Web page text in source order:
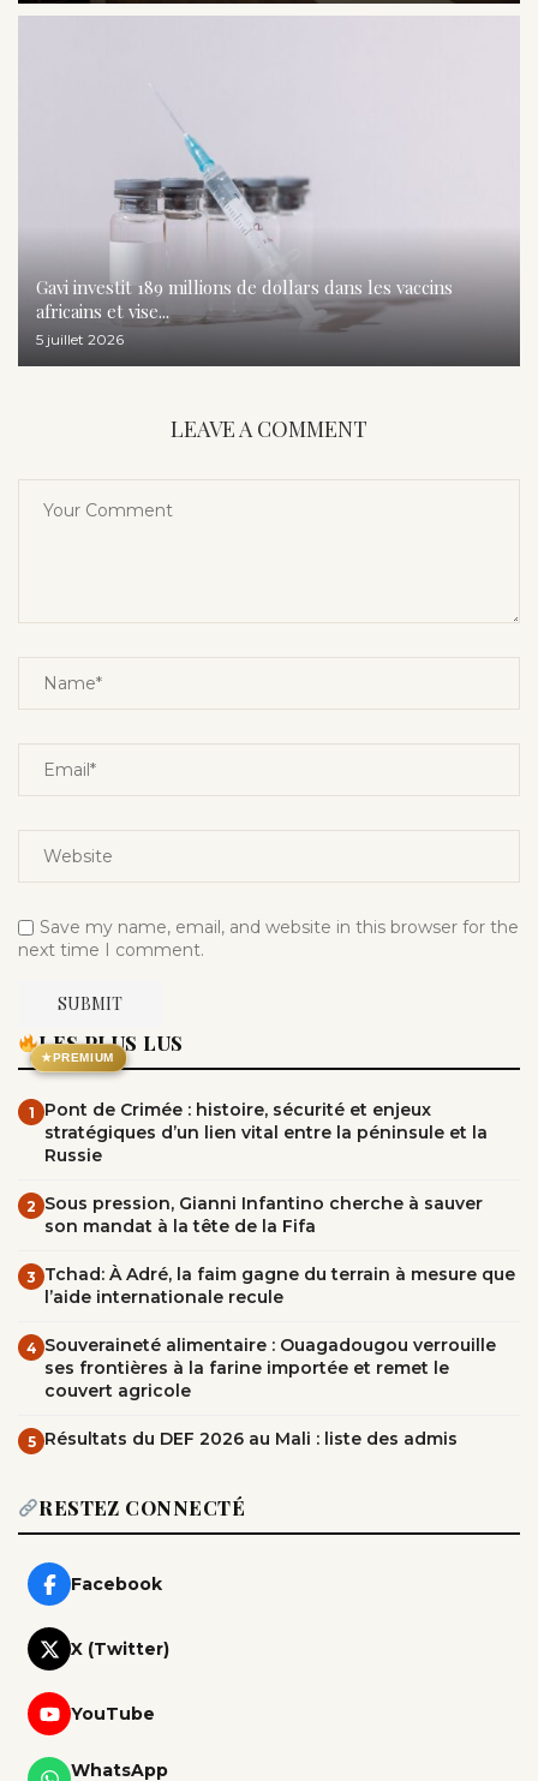
Gavi investit 189 millions de dollars dans les vaccins
africains et vise...
5 juillet 2026
LEAVE A COMMENT
Save my name, email, and website in this browser for the
next time I comment.
★PREMIUM
LES PLUS LUS
1
Pont de Crimée : histoire, sécurité et enjeux
stratégiques d’un lien vital entre la péninsule et la
Russie
2 Sous pression, Gianni Infantino cherche à sauver
son mandat à la tête de la Fifa
3 Tchad: À Adré, la faim gagne du terrain à mesure que
l’aide internationale recule
4 Souveraineté alimentaire : Ouagadougou verrouille
ses frontières à la farine importée et remet le
couvert agricole
5 Résultats du DEF 2026 au Mali : liste des admis
RESTEZ CONNECTÉ
Facebook
X (Twitter)
YouTube
WhatsApp